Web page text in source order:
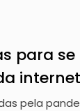
para se
internet
pela